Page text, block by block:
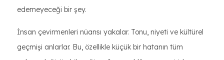
edemeyeceği bir şey.
İnsan çevirmenleri nüansı yakalar. Tonu, niyeti ve kültürel
geçmişi anlarlar. Bu, özellikle küçük bir hatanın tüm